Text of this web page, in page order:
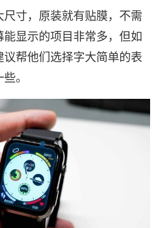
寸，原装就有贴膜，不需
显示的项目非常多，但如
帮他们选择字大简单的表
。